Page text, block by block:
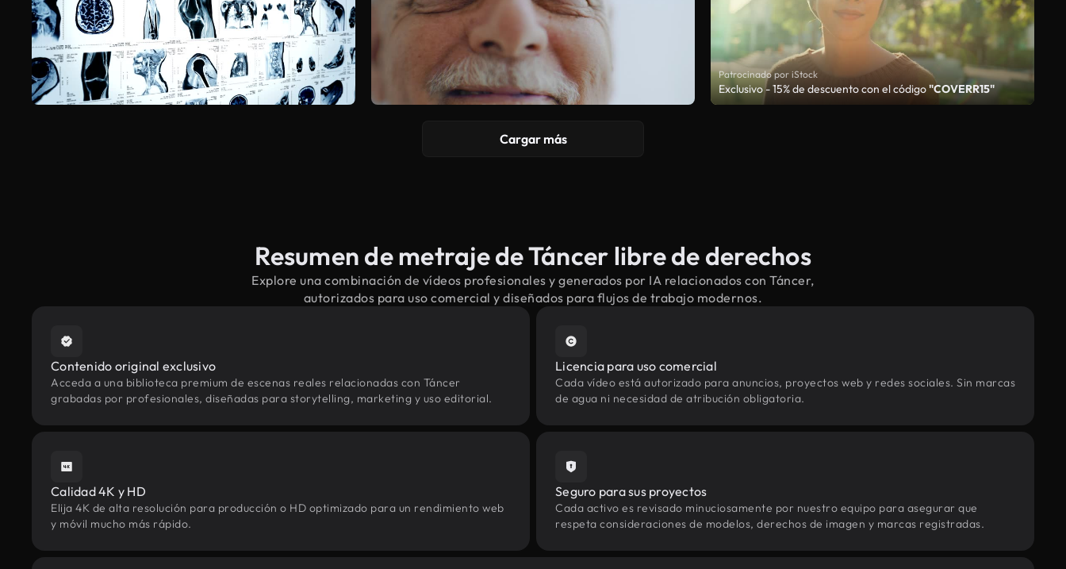
Patrocinado por iStock
Exclusivo - 15% de descuento con el código"COVERR15"
Cargar más
Resumen de metraje de Táncer libre de derechos
Explore una combinación de vídeos profesionales y generados por IA relacionados con Táncer,
autorizados para uso comercial y diseñados para flujos de trabajo modernos.
Contenido original exclusivo
Acceda a una biblioteca premium de escenas reales relacionadas con Táncer
grabadas por profesionales, diseñadas para storytelling, marketing y uso editorial.
Licencia para uso comercial
Cada vídeo está autorizado para anuncios, proyectos web y redes sociales. Sin marcas
de agua ni necesidad de atribución obligatoria.
Calidad 4K y HD
Elija 4K de alta resolución para producción o HD optimizado para un rendimiento web
y móvil mucho más rápido.
Seguro para sus proyectos
Cada activo es revisado minuciosamente por nuestro equipo para asegurar que
respeta consideraciones de modelos, derechos de imagen y marcas registradas.